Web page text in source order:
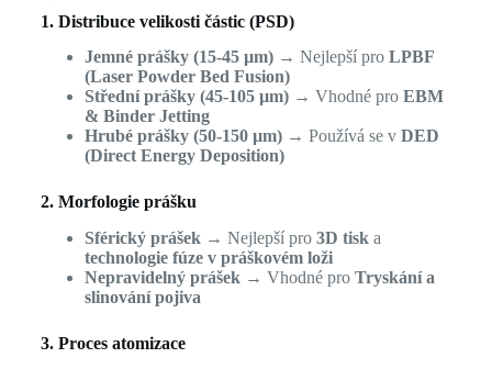
1. Distribuce velikosti částic (PSD)
Jemné prášky (15-45 µm)→ Nejlepší pro LPBF
(Laser Powder Bed Fusion)
Střední prášky (45-105 µm)→ Vhodné pro EBM
& Binder Jetting
Hrubé prášky (50-150 µm)→ Používá se v DED
(Direct Energy Deposition)
2. Morfologie prášku
Sférický prášek→ Nejlepší pro 3D tiska
technologie fúze v práškovém loži
Nepravidelný prášek→ Vhodné pro Tryskání a
slinování pojiva
3. Proces atomizace